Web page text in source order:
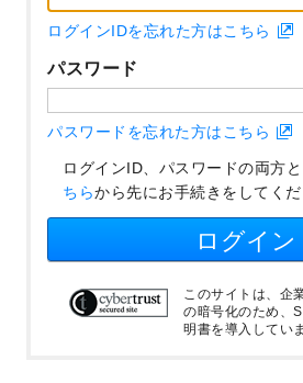
ログインIDを忘れた方はこちら
パスワード
パスワードを忘れた方はこちら
ログインID、パスワードの両方と
ちらから先にお手続きをしてくだ
ログイン
このサイトは、企
の暗号化のため、
明書を導入してい